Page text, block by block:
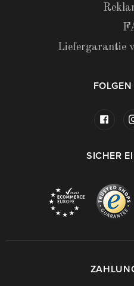
Liefergarantie
SICHER